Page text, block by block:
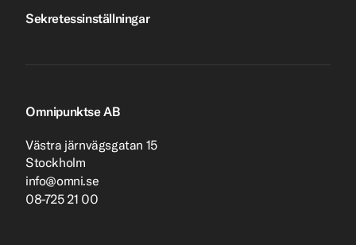
Sekretessinställningar
Omnipunktse AB
Västra järnvägsgatan 15
Stockholm
info@omni.se
08-725 21 00